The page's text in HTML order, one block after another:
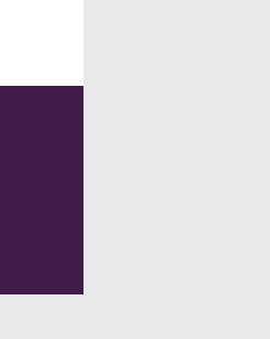
external)
external)